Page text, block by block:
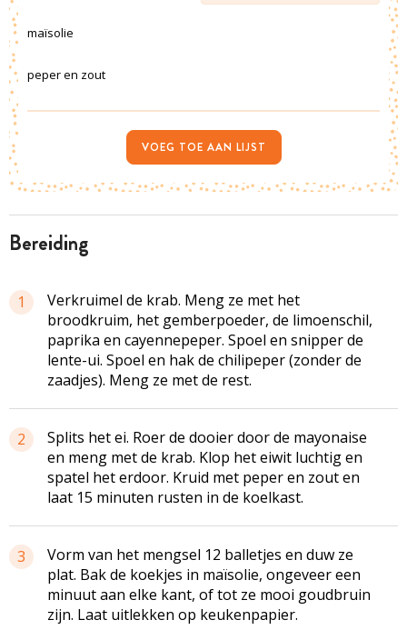
bereiding
1
Verkruimel de krab. Meng ze met het
broodkruim, het gemberpoeder, de limoenschil,
paprika en cayennepeper. Spoel en snipper de
lente-ui. Spoel en hak de chilipeper (zonder de
zaadjes). Meng ze met de rest.
2
Splits het ei. Roer de dooier door de mayonaise
en meng met de krab. Klop het eiwit luchtig en
spatel het erdoor. Kruid met peper en zout en
laat 15 minuten rusten in de koelkast.
3
Vorm van het mengsel 12 balletjes en duw ze
plat. Bak de koekjes in maïsolie, ongeveer een
minuut aan elke kant, of tot ze mooi goudbruin
zijn. Laat uitlekken op keukenpapier.
maïsolie
peper en zout
VOEG TOE AAN LIJST